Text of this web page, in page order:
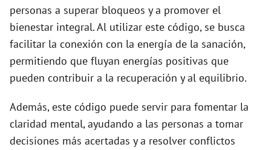
o
personas a superar bloqueos y a promover el
bienestar integral. Al utilizar este código, se busca
facilitar la conexión con la energía de la sanación,
permitiendo que fluyan energías positivas que
pueden contribuir a la recuperación y al equilibrio.
Además, este código puede servir para fomentar la
claridad mental, ayudando a las personas a tomar
decisiones más acertadas y a resolver conflictos